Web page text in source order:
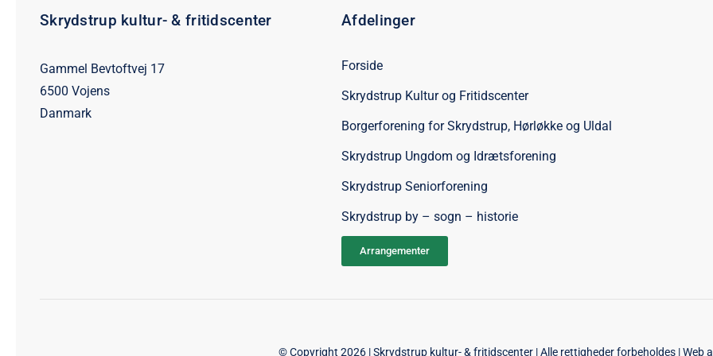
Skrydstrup kultur- & fritidscenter
Gammel Bevtoftvej 17
6500 Vojens
Danmark
Afdelinger
Forside
Skrydstrup Kultur og Fritidscenter
Borgerforening for Skrydstrup, Hørløkke og Uldal
Skrydstrup Ungdom og Idrætsforening
Skrydstrup Seniorforening
Skrydstrup by – sogn – historie
Arrangementer
© Copyright 2026 | Skrydstrup kultur- & fritidscenter | Alle rettigheder forbeholdes | Web